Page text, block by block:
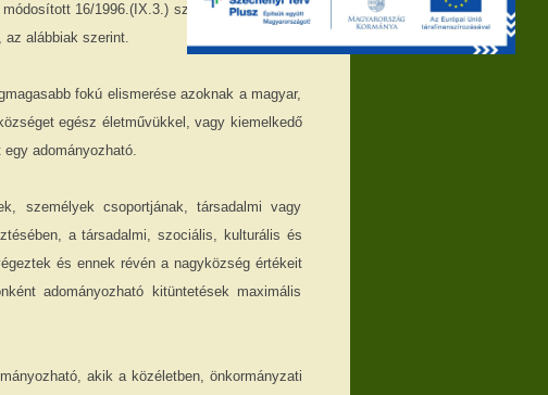
16/1996.(IX.3.) számú rendeletében
alábbiak szerint.
fokú elismerése azoknak a magyar,
egész életművükkel, vagy kiemelkedő
adományozható.
személyek csoportjának, társadalmi vagy
a társadalmi, szociális, kulturális és
és ennek révén a nagyközség értékeit
adományozható kitüntetések maximális
akik a közéletben, önkormányzati